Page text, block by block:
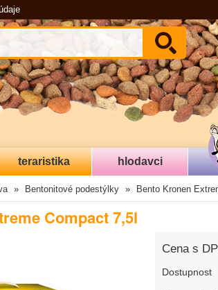
teraristika hlodavci
Bentonitové podestýlky Bento Kronen
Compact 7,5l
Cena s
Dostupnost